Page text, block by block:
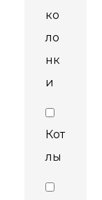
ко
ло
нк
и
Кот
лы